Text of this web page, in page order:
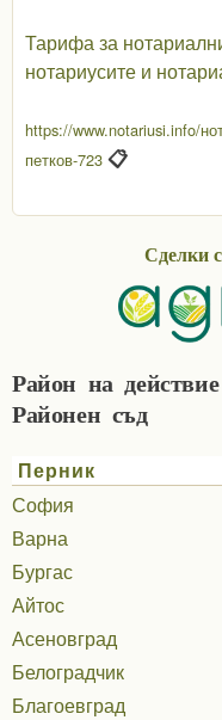
Тарифа за
нотариусите и
https://www.notariusi.info/
петков-723 📋
Район на
Районен съд
София
Варна
Бургас
Айтос
Асеновград
Белоградчик
Благоевград
Перник
Сделки